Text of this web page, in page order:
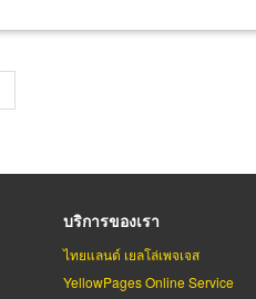
บริการของเรา
ไทยแลนด์ เยลโล่เพจเจส
YellowPages Online Service